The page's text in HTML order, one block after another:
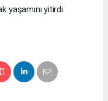
yaşamını yitirdi.